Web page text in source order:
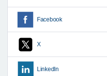
Facebook
X
LinkedIn